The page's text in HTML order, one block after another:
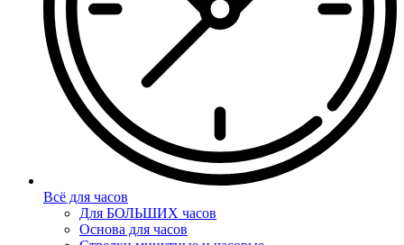
Всё для часов
Для БОЛЬШИХ часов
Основа для часов